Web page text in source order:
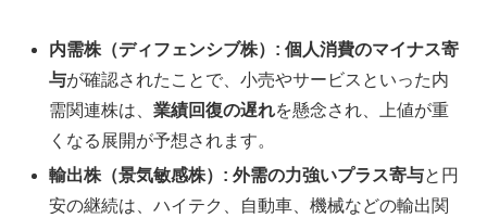
内需株（ディフェンシブ株）: 個人消費のマイナス寄
与が確認されたことで、小売やサービスといった内
需関連株は、業績回復の遅れを懸念され、上値が重
くなる展開が予想されます。
輸出株（景気敏感株）: 外需の力強いプラス寄与と円
安の継続は、ハイテク、自動車、機械などの輸出関